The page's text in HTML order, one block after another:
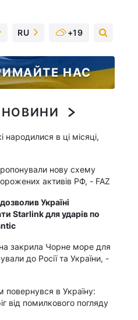
RU +19
НАС
НОВИНИ
народилися в ці місяці,
нову схему
активів РФ, - FAZ
Україні
Starlink для ударів по
закрила Чорне море для
до Росії та України, -
повернувся в Україну:
від помилкового погляду